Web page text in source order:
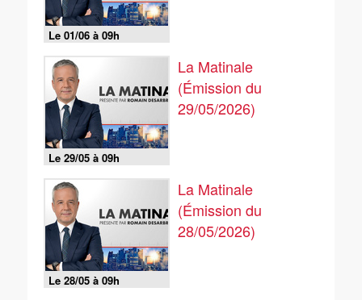
Le 01/06 à 09h
Le 29/05 à 09h
La Matinale
(Émission du
29/05/2026)
Le 28/05 à 09h
La Matinale
(Émission du
28/05/2026)